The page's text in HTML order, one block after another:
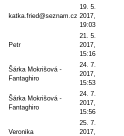
katka.fried@seznam.cz
19. 5.
2017,
19:03
Petr
21. 5.
2017,
15:16
Šárka Mokrišová -
Fantaghiro
24. 7.
2017,
15:53
Šárka Mokrišová -
Fantaghiro
24. 7.
2017,
15:56
Veronika
25. 7.
2017,